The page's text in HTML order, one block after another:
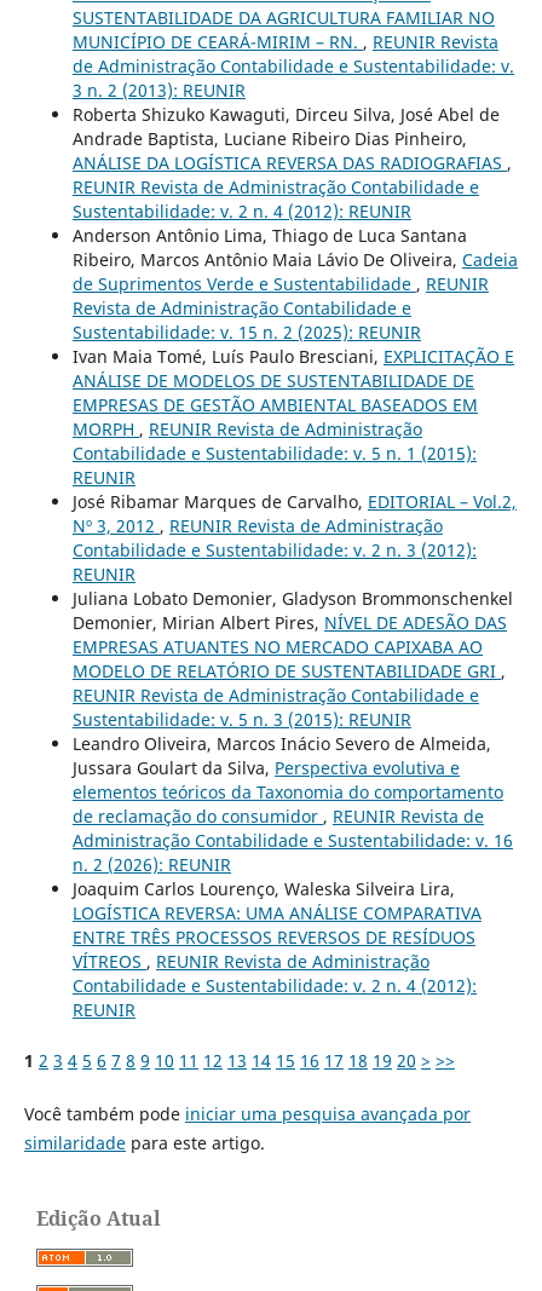
SUSTENTABILIDADE DA AGRICULTURA FAMILIAR NO
MUNICÍPIO DE CEARÁ-MIRIM – RN. , REUNIR Revista
de Administração Contabilidade e Sustentabilidade: v.
3 n. 2 (2013): REUNIR
Roberta Shizuko Kawaguti, Dirceu Silva, José Abel de
Andrade Baptista, Luciane Ribeiro Dias Pinheiro,
ANÁLISE DA LOGÍSTICA REVERSA DAS RADIOGRAFIAS ,
REUNIR Revista de Administração Contabilidade e
Sustentabilidade: v. 2 n. 4 (2012): REUNIR
Anderson Antônio Lima, Thiago de Luca Santana
Ribeiro, Marcos Antônio Maia Lávio De Oliveira, Cadeia
de Suprimentos Verde e Sustentabilidade , REUNIR
Revista de Administração Contabilidade e
Sustentabilidade: v. 15 n. 2 (2025): REUNIR
Ivan Maia Tomé, Luís Paulo Bresciani, EXPLICITAÇÃO E
ANÁLISE DE MODELOS DE SUSTENTABILIDADE DE
EMPRESAS DE GESTÃO AMBIENTAL BASEADOS EM
MORPH , REUNIR Revista de Administração
Contabilidade e Sustentabilidade: v. 5 n. 1 (2015):
REUNIR
José Ribamar Marques de Carvalho, EDITORIAL – Vol.2,
Nº 3, 2012 , REUNIR Revista de Administração
Contabilidade e Sustentabilidade: v. 2 n. 3 (2012):
REUNIR
Juliana Lobato Demonier, Gladyson Brommonschenkel
Demonier, Mirian Albert Pires, NÍVEL DE ADESÃO DAS
EMPRESAS ATUANTES NO MERCADO CAPIXABA AO
MODELO DE RELATÓRIO DE SUSTENTABILIDADE GRI ,
REUNIR Revista de Administração Contabilidade e
Sustentabilidade: v. 5 n. 3 (2015): REUNIR
Leandro Oliveira, Marcos Inácio Severo de Almeida,
Jussara Goulart da Silva, Perspectiva evolutiva e
elementos teóricos da Taxonomia do comportamento
de reclamação do consumidor , REUNIR Revista de
Administração Contabilidade e Sustentabilidade: v. 16
n. 2 (2026): REUNIR
Joaquim Carlos Lourenço, Waleska Silveira Lira,
LOGÍSTICA REVERSA: UMA ANÁLISE COMPARATIVA
ENTRE TRÊS PROCESSOS REVERSOS DE RESÍDUOS
VÍTREOS , REUNIR Revista de Administração
Contabilidade e Sustentabilidade: v. 2 n. 4 (2012):
REUNIR
1 2 3 4 5 6 7 8 9 10 11 12 13 14 15 16 17 18 19 20 > >>
Você também pode iniciar uma pesquisa avançada por
similaridadepara este artigo.
Edição Atual